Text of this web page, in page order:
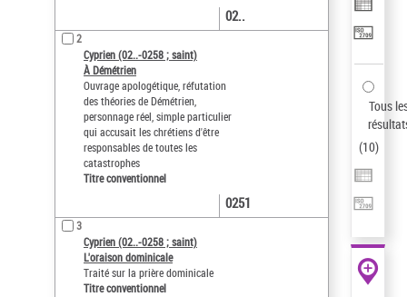
Nature de l’œuvre
Langues
Siècle (naissance, création)
Domaine
Auteur d’œuvre
02..
2
Cyprien (02..-0258 ; saint)
À Démétrien
Ouvrage apologétique, réfutation
des théories de Démétrien,
personnage réel, simple particulier
qui accusait les chrétiens d'être
responsables de toutes les
catastrophes
Titre conventionnel
0251
3
Cyprien (02..-0258 ; saint)
L'oraison dominicale
Traité sur la prière dominicale
Titre conventionnel
Tous
(10)